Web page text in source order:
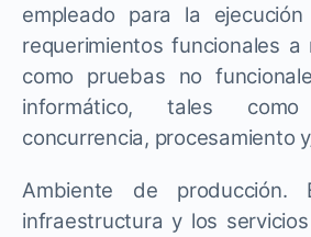
empleado para la
requerimientos funcionales a
como pruebas no
informático, tales
concurrencia, procesamiento
Ambiente de producción.
infraestructura y los